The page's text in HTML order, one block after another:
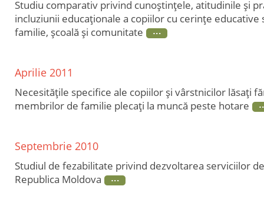
Studiu comparativ privind cunoştinţele, atitudinile şi
incluziunii educaţionale a copiilor cu cerinţe educative
familie, şcoală şi comunitate
Aprilie 2011
Necesităţile specifice ale copiilor şi vârstnicilor lăsaţi
membrilor de familie plecaţi la muncă peste hotare
Septembrie 2010
Studiul de fezabilitate privind dezvoltarea serviciilor
Republica Moldova